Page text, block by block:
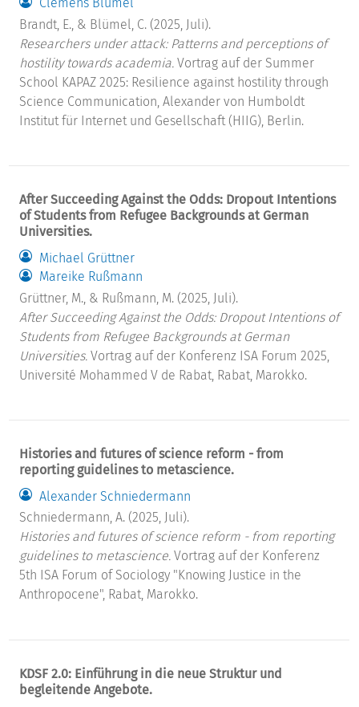
Brandt, E., & Blümel, C. (2025, Juli).
Researchers under attack: Patterns and perceptions of
hostility towards academia. Vortrag auf der Summer
School KAPAZ 2025: Resilience against hostility through
Science Communication, Alexander von Humboldt
Institut für Internet und Gesellschaft (HIIG), Berlin.
After Succeeding Against the Odds: Dropout Intentions
of Students from Refugee Backgrounds at German
Universities.
Michael Grüttner
Mareike Rußmann
Grüttner, M., & Rußmann, M. (2025, Juli).
After Succeeding Against the Odds: Dropout Intentions of
Students from Refugee Backgrounds at German
Universities. Vortrag auf der Konferenz ISA Forum 2025,
Université Mohammed V de Rabat, Rabat, Marokko.
Histories and futures of science reform - from
reporting guidelines to metascience.
Alexander Schniedermann
Schniedermann, A. (2025, Juli).
Histories and futures of science reform - from reporting
guidelines to metascience. Vortrag auf der Konferenz
5th ISA Forum of Sociology "Knowing Justice in the
Anthropocene", Rabat, Marokko.
KDSF 2.0: Einführung in die neue Struktur und
begleitende Angebote.